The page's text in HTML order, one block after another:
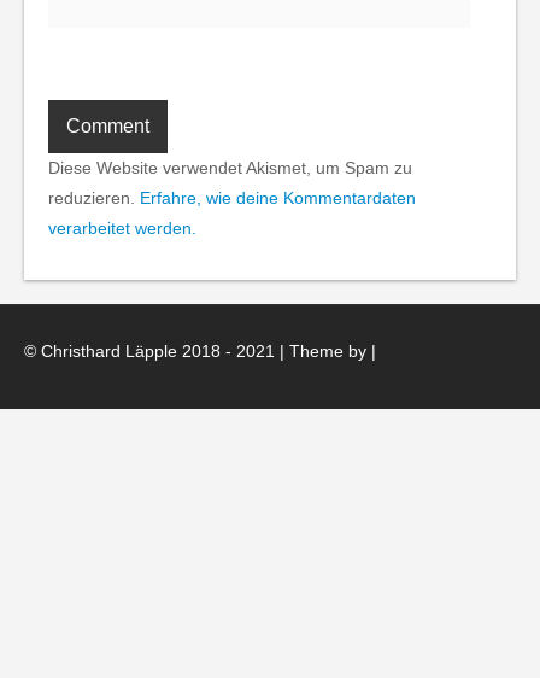
Diese Website verwendet Akismet, um Spam zu
reduzieren. Erfahre, wie deine Kommentardaten
verarbeitet werden.
© Christhard Läpple 2018 - 2021 | Theme by |